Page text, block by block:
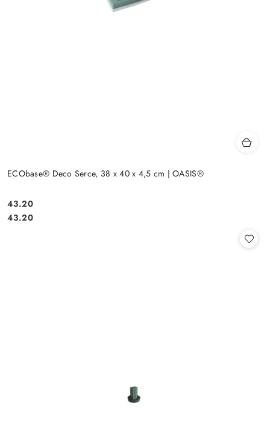
ECObase® Deco Serce, 38 x 40 x 4,5 cm | OASIS®
Cena:
43.20
Cena:
43.20